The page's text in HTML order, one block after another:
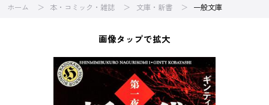
ホーム 本・コミック・雑誌 文庫・新書 一般文庫
画像タップで拡大